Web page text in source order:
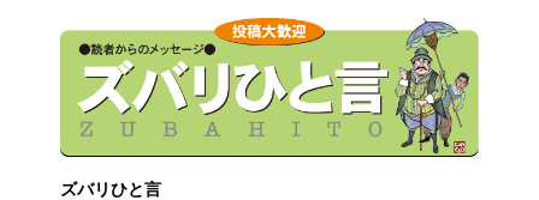
ズバリひと言